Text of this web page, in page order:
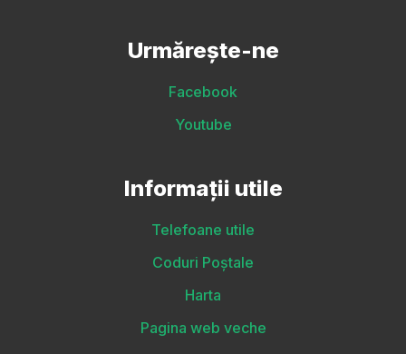
Urmărește-ne
Facebook
Youtube
Informații utile
Telefoane utile
Coduri Poștale
Harta
Pagina web veche